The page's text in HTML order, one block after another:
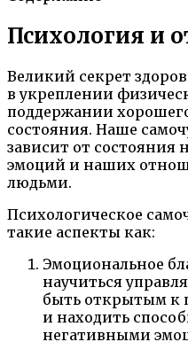
Психология и
Великий секрет
в укреплении
поддержании
состояния. Наше
зависит от
эмоций и наших
людьми.
Психологическое
такие аспекты как:
Эмоциональное
научиться
быть открытым к
и находить
негативными